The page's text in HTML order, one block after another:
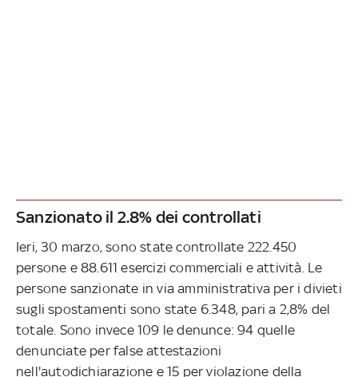
Sanzionato il 2.8% dei controllati
Ieri, 30 marzo, sono state controllate 222.450
persone e 88.611 esercizi commerciali e attività. Le
persone sanzionate in via amministrativa per i divieti
sugli spostamenti sono state 6.348, pari a 2,8% del
totale. Sono invece 109 le denunce: 94 quelle
denunciate per false attestazioni
nell'autodichiarazione e 15 per violazione della